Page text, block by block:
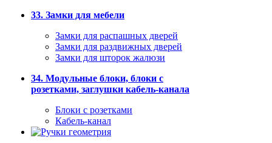
33. Замки для мебели
Замки для распашных дверей
Замки для раздвижных дверей
Замки для шторок жалюзи
34. Модульные блоки, блоки с
розетками, заглушки кабель-канала
Блоки с розетками
Кабель-канал